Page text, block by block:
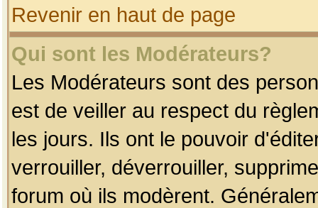
Revenir en haut de page
Qui sont les Modérateurs?
Les Modérateurs sont des
est de veiller au respect du
les jours. Ils ont le pouvoir
verrouiller, déverrouiller,
forum où ils modèrent.